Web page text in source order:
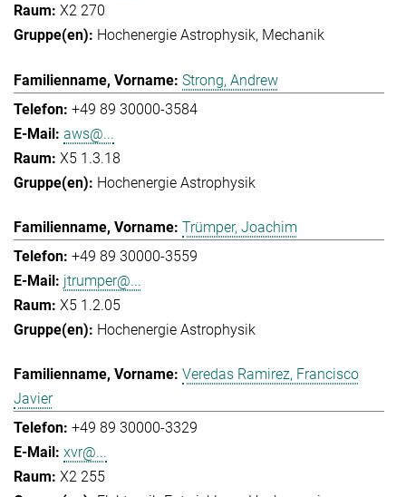
X2 270
Hochenergie Astrophysik Mechanik
Strong, Andrew
+49 89 30000-3584
aws@...
X5 1.3.18
Hochenergie Astrophysik
Trümper, Joachim
+49 89 30000-3559
jtrumper@...
X5 1.2.05
Hochenergie Astrophysik
Veredas Ramirez, Francisco
Javier
+49 89 30000-3329
xvr@...
X2 255